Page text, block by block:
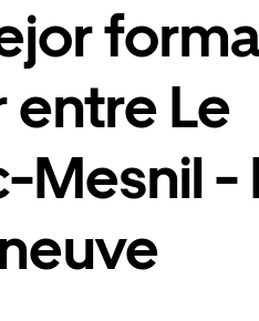
entre Le
Mesnil -